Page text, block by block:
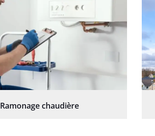
Ramonage chaudière